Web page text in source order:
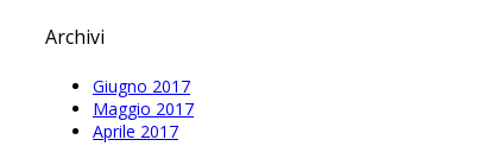
Archivi
Giugno 2017
Maggio 2017
Aprile 2017